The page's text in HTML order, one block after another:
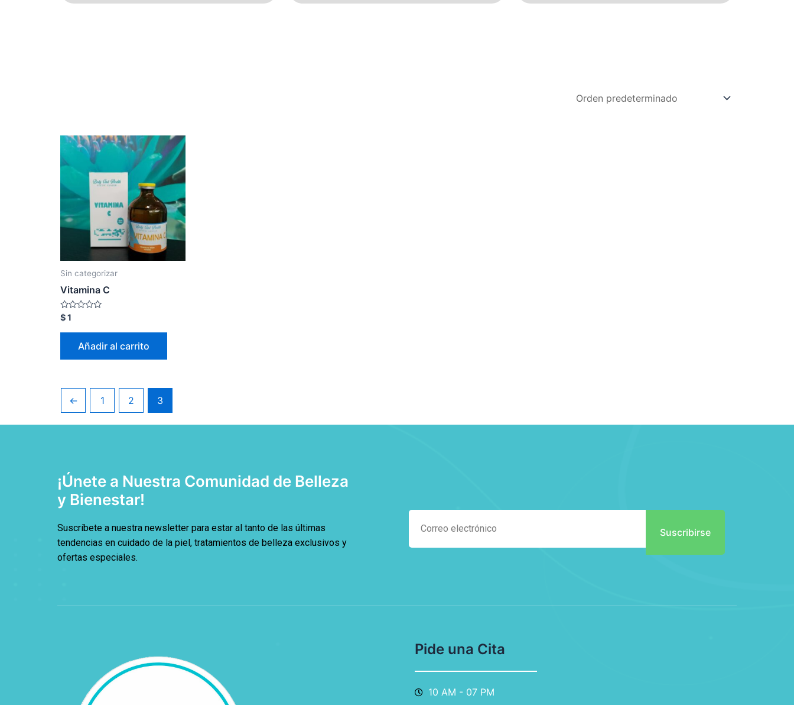
Sin categorizar
Vitamina C
Valorado
con
0
$1
Añadir al carrito
← 1 2 3
¡Únete a Nuestra Comunidad de Belleza
y Bienestar!
Suscríbete a nuestra newsletter para estar al tanto de las últimas
tendencias en cuidado de la piel, tratamientos de belleza exclusivos y
ofertas especiales.
Suscribirse
Pide una Cita
10 AM - 07 PM